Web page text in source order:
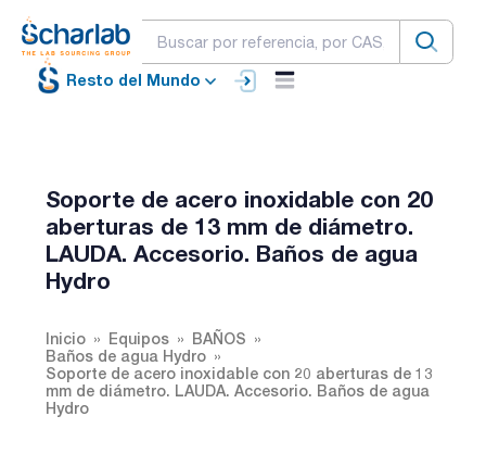
Resto del Mundo
Soporte de acero inoxidable con 20
aberturas de 13 mm de diámetro.
LAUDA. Accesorio. Baños de agua
Hydro
Inicio Equipos
BAÑOS
Baños de agua Hydro
Soporte de acero inoxidable con 20 aberturas de 13
mm de diámetro. LAUDA. Accesorio. Baños de agua
Hydro